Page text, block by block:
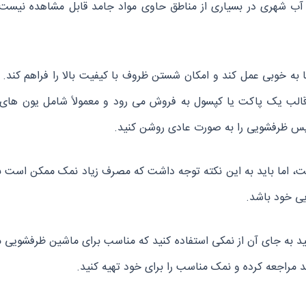
شهری در بسیاری از مناطق حاوی مواد جامد قابل مشاهده
به خوبی عمل کند و امکان شستن ظروف با کیفیت بالا را فراهم
یک پاکت یا کپسول به فروش می رود و معمولاً شامل یون
ظرفشویی را به صورت عادی روشن کنید.
اما باید به این نکته توجه داشت که مصرف زیاد نمک ممکن است
خود باشد.
به جای آن از نمکی استفاده کنید که مناسب برای ماشین
کرده و نمک مناسب را برای خود تهیه کنید.